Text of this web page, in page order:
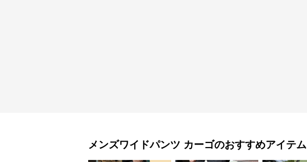
メンズワイドパンツ カーゴのおすすめアイテム